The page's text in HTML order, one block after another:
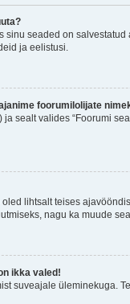
sinu seaded on
ja eelistusi.
foorumilolijate
sealt valides “Foorumi
lihtsalt teises
nagu ka muude
ikka valed!
suveajale üleminekuga.